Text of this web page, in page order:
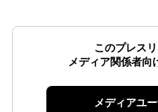
このプレスリ
メディア関係者向
メディアユ